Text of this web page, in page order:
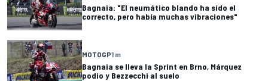
Bagnaia: "El neumático blando ha sido el
correcto, pero había muchas vibraciones"
MOTOGP1 m
Bagnaia se lleva la Sprint en Brno, Márquez
podio y Bezzecchi al suelo